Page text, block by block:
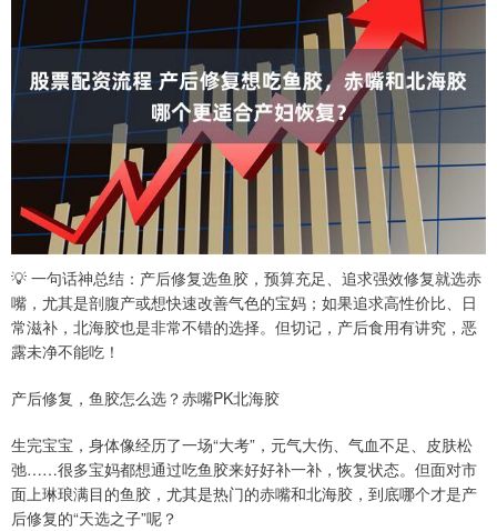
💡 一句话神总结：产后修复选鱼胶，预算充足、追求强效修复就选赤
嘴，尤其是剖腹产或想快速改善气色的宝妈；如果追求高性价比、日
常滋补，北海胶也是非常不错的选择。但切记，产后食用有讲究，恶
露未净不能吃！
产后修复，鱼胶怎么选？赤嘴PK北海胶
生完宝宝，身体像经历了一场“大考”，元气大伤、气血不足、皮肤松
弛……很多宝妈都想通过吃鱼胶来好好补一补，恢复状态。但面对市
面上琳琅满目的鱼胶，尤其是热门的赤嘴和北海胶，到底哪个才是产
后修复的“天选之子”呢？